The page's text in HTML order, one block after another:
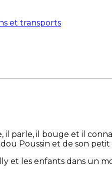
et transports
il parle, il bouge et il
Poussin et de son
et les enfants dans un